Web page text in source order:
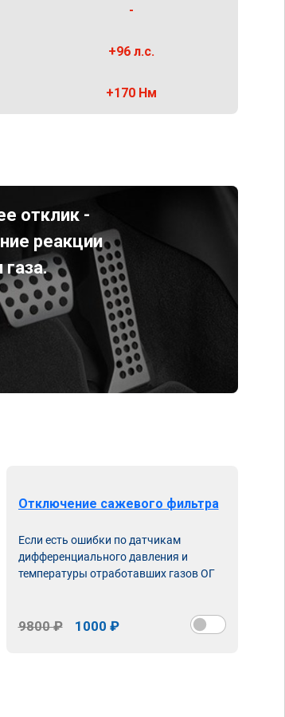
-
+96 л.с.
+170 Нм
отклик -
реакции
газа.
Отключение сажевого фильтра
Если есть ошибки по датчикам
дифференциального давления и
температуры отработавших газов ОГ
9800 ₽ 1000 ₽